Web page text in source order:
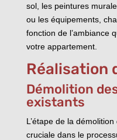
sol, les peintures
ou les équipements,
fonction de l’ambiance
votre appartement.
Réalisation
Démolition
existants
L’étape de la
cruciale dans le